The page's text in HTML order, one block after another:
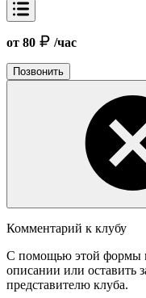
от 80 /час
Позвонить
Комментарий к клубу
С помощью этой формы
описании или оставить
представителю клуба.